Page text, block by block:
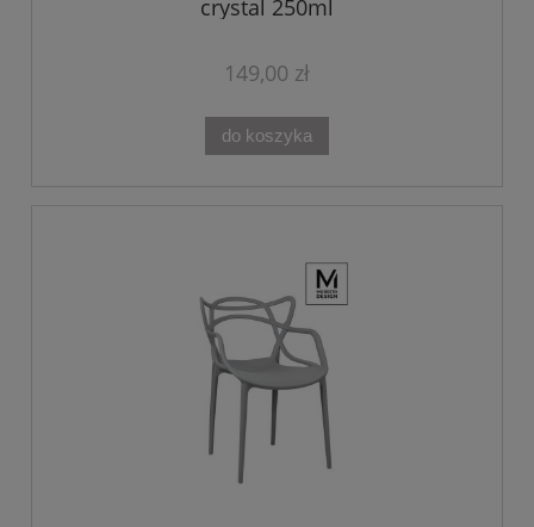
crystal 250ml
149,00 zł
do koszyka